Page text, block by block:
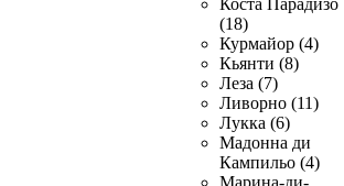
Коста Парадизо
(18)
Курмайор (4)
Кьянти (8)
Леза (7)
Ливорно (11)
Лукка (6)
Мадонна ди
Кампильо (4)
Марина-ди-